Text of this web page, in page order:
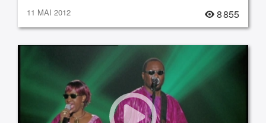
11 MAI 2012 8 855